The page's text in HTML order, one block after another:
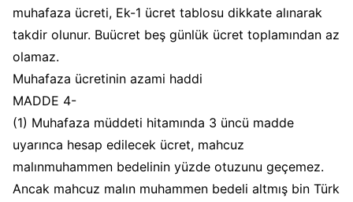
muhafaza ücreti, Ek-1 ücret tablosu dikkate alınarak
takdir olunur. Buücret beş günlük ücret toplamından az
olamaz.
Muhafaza ücretinin azami haddi
MADDE 4-
(1) Muhafaza müddeti hitamında 3 üncü madde
uyarınca hesap edilecek ücret, mahcuz
malınmuhammen bedelinin yüzde otuzunu geçemez.
Ancak mahcuz malın muhammen bedeli altmış bin Türk